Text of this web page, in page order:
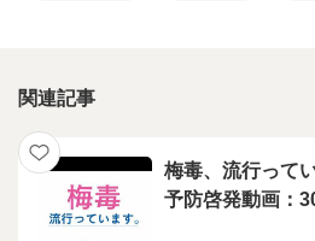
関連記事
梅毒、流行って
予防啓発動画：